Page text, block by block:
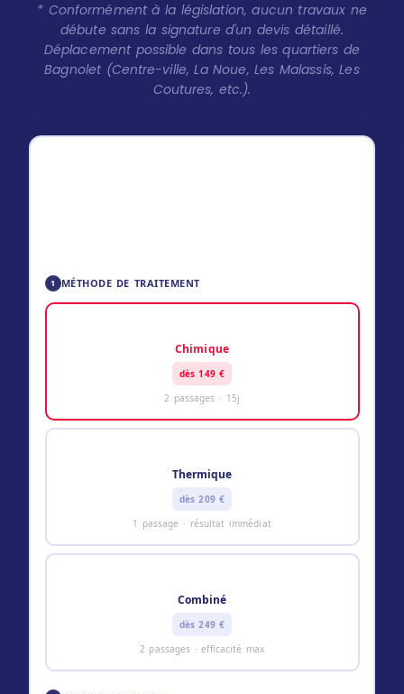
* Conformément à la législation, aucun travaux ne
débute sans la signature d'un devis détaillé.
Déplacement possible dans tous les quartiers de
Bagnolet (Centre-ville, La Noue, Les Malassis, Les
Coutures, etc.).
1 MÉTHODE DE TRAITEMENT
Chimique
dès 149 €
2 passages · 15j
Thermique
dès 209 €
1 passage · résultat immédiat
Combiné
dès 249 €
2 passages · efficacité max